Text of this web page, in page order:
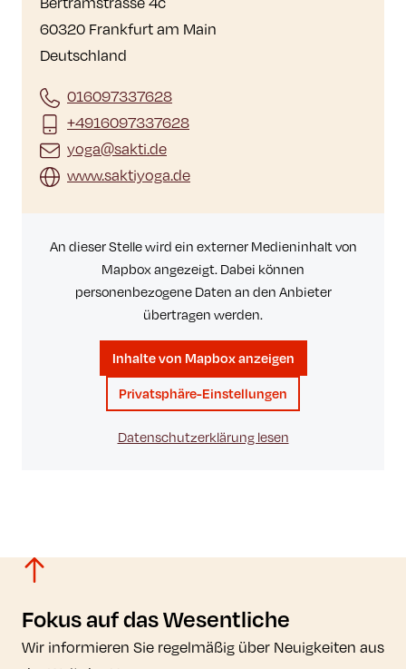
60320 Frankfurt am Main
Deutschland
016097337628
+4916097337628
yoga@sakti.de
www.saktiyoga.de
An dieser Stelle wird ein externer Medieninhalt von
Mapbox angezeigt. Dabei können
personenbezogene Daten an den Anbieter
übertragen werden.
Inhalte von Mapbox anzeigen
Privatsphäre-Einstellungen
Datenschutzerklärung lesen
Fokus auf das Wesentliche
Wir informieren Sie regelmäßig über Neuigkeiten aus